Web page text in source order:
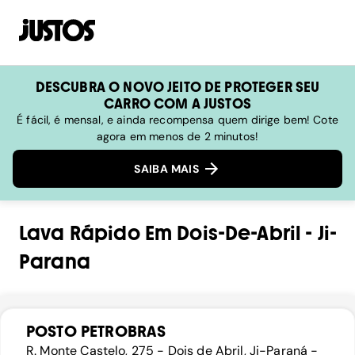
DESCUBRA O NOVO JEITO DE PROTEGER SEU
CARRO COM A JUSTOS
É fácil, é mensal, e ainda recompensa quem dirige bem! Cote
agora em menos de 2 minutos!
SAIBA MAIS
Lava RápidoEm Dois-De-Abril - Ji-
Parana
POSTO PETROBRAS
R. Monte Castelo, 275 - Dois de Abril, Ji-Paraná -